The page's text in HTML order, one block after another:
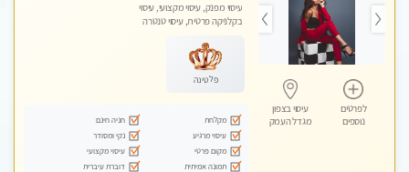
לפרטים
נוספים
עיסוי בצפון
מגדל העמק
עיסוי מפנק, עיסוי מקצועי, עיסוי
בקלניקה פרטית, עיסוי טנטרה
פלטינה
מקלחת
חניה חינם
עיסוי מרגיע
נקי ומסודר
מקום פרטי
עיסוי מקצועי
תמונה אמיתית
דוברת עיברית